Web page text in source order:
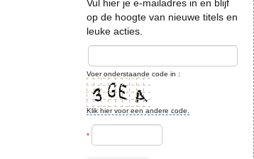
Vul hier je e-mailadres in en blijf
op de hoogte van nieuwe titels en
leuke acties.
Voer onderstaande code in :
Klik hier voor een andere code.
*